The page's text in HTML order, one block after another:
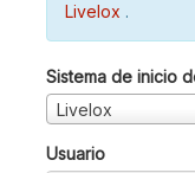
Livelox .
Sistema de inicio
Livelox
Usuario